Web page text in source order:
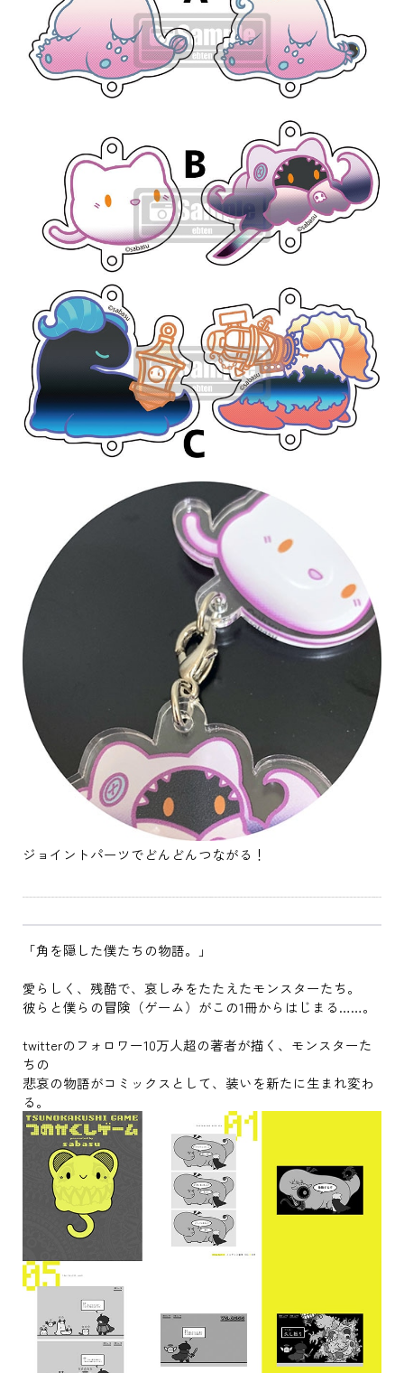
ジョイントパーツでどんどんつながる！
「角を隠した僕たちの物語。」
愛らしく、残酷で、哀しみをたたえたモンスターたち。
彼らと僕らの冒険（ゲーム）がこの1冊からはじまる……。
twitterのフォロワー10万人超の著者が描く、モンスターた
ちの
悲哀の物語がコミックスとして、装いを新たに生まれ変わ
る。